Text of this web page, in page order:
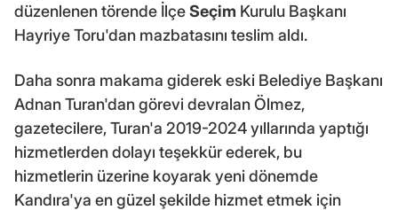
düzenlenen törende İlçeSeçim Kurulu Başkanı
Hayriye Toru'dan mazbatasını teslim aldı.
Daha sonra makama giderek eski Belediye Başkanı
Adnan Turan'dan görevi devralan Ölmez,
gazetecilere, Turan'a 2019-2024 yıllarında yaptığı
hizmetlerden dolayı teşekkür ederek, bu
hizmetlerin üzerine koyarak yeni dönemde
Kandıra'ya en güzel şekilde hizmet etmek için